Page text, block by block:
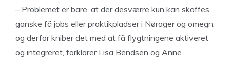
– Problemet er bare, at der desværre kun kan skaffes
ganske få jobs eller praktikpladser i Nørager og omegn,
og derfor kniber det med at få flygtningene aktiveret
og integreret, forklarer Lisa Bendsen og Anne